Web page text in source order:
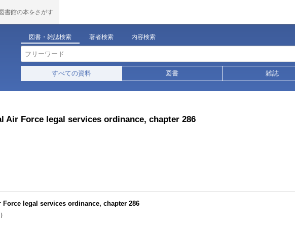
書館の本をさがす
図書・雑誌検索 著者検索 内容検索
すべての資料 図書 雑誌
Air Force legal services ordinance, chapter 286
legal services ordinance, chapter 286